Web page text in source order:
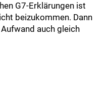
G7-Erklärungen ist
beizukommen. Dann
auch gleich